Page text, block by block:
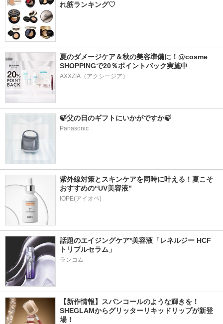
れ筋ランキング♡
夏のダメージケア＆秋の美容準備に！@cosme
SHOPPINGで20％ポイントバック実施中
🍃父の日のギフトにいかがですか🍃
Panasonic
紫外線対策とスキンケアを同時に叶える！夏こそ
おすすめの“UV美容液”
IOPE(アイオペ)
話題のエイジングケア*美容液「レネルジー HCF
トリプルセラム」
ランコム
【新作情報】スパンコールのような輝きを！
SHEGLAMからグリッターリキッドリップが新登
場！